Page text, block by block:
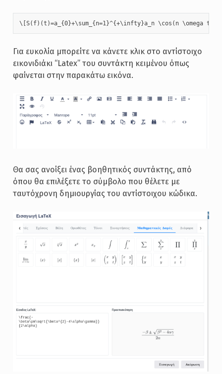
\[S(f)(t)=a_{0}+\sum_{n=1}^{+\infty}a_n \cos(n \omega
Για ευκολία μπορείτε να κάνετε κλικ στο αντίστοιχο
εικονιδιάκι “Latex” του συντάκτη κειμένου όπως
φαίνεται στην παρακάτω εικόνα.
Θα σας ανοίξει ένας βοηθητικός συντάκτης, από
όπου θα επιλέξετε το σύμβολο που θέλετε με
ταυτόχρονη δημιουργίας του αντίστοιχου κώδικα.